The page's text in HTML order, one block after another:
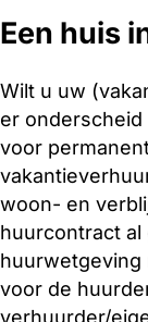
Een huis
Wilt u uw
er
voor
woon- en
huurcontract al
huurwetgeving
voor de
verhuurder/